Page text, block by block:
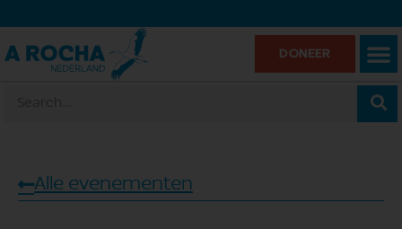
DONEER
Alle evenementen